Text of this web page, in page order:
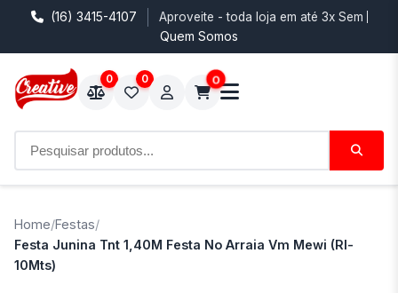
(16) 3415-4107 Aproveite - toda loja em até 3x Sem
Quem Somos
0 0 0
Home/Festas/
Festa Junina Tnt 1,40M Festa No Arraia Vm Mewi (Rl-
10Mts)